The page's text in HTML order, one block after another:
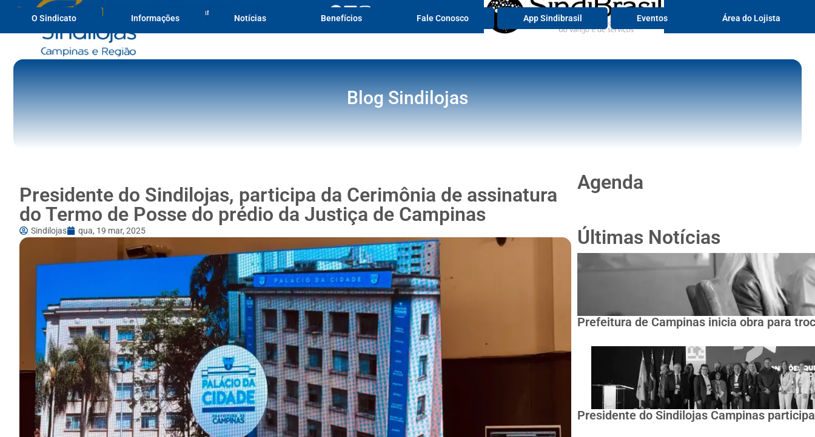
(19) 3236-1817 secretaria@sindilojascampinas.com.br Portal de Serviços
O Sindicato Informações Notícias Benefícios Fale Conosco App Sindibrasil Eventos Área do Lojista
Blog Sindilojas
Presidente do Sindilojas, participa da Cerimônia de assinatura
do Termo de Posse do prédio da Justiça de Campinas
Sindilojas qua, 19 mar, 2025
Agenda
Últimas Notícias
Prefeitura de Campinas inicia obra para
Presidente do Sindilojas Campinas